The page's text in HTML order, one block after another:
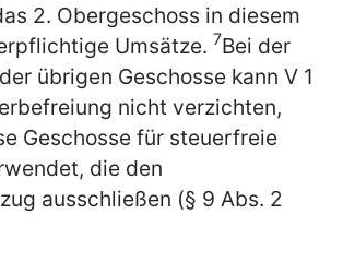
2. Obergeschoss in diesem
Umsätze. 7Bei der
übrigen Geschosse kann V 1
nicht verzichten,
Geschosse für steuerfreie
die den
ausschließen (§ 9 Abs. 2